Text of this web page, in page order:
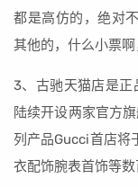
都是高仿的，绝对
其他的，什么小票啊
3、古驰天猫店是正
陆续开设两家官方
列产品Gucci首店将
衣配饰腕表首饰等数